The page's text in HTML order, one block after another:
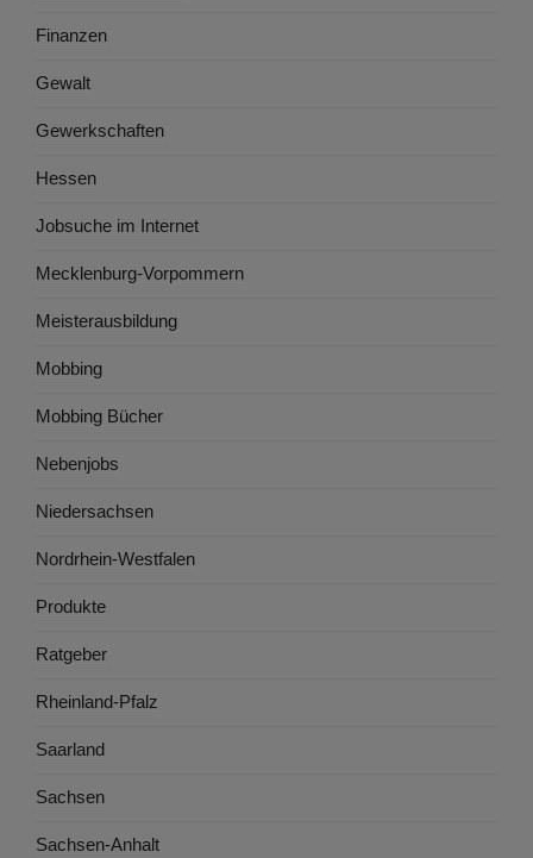
Finanzen
Gewalt
Gewerkschaften
Hessen
Jobsuche im Internet
Mecklenburg-Vorpommern
Meisterausbildung
Mobbing
Mobbing Bücher
Nebenjobs
Niedersachsen
Nordrhein-Westfalen
Produkte
Ratgeber
Rheinland-Pfalz
Saarland
Sachsen
Sachsen-Anhalt